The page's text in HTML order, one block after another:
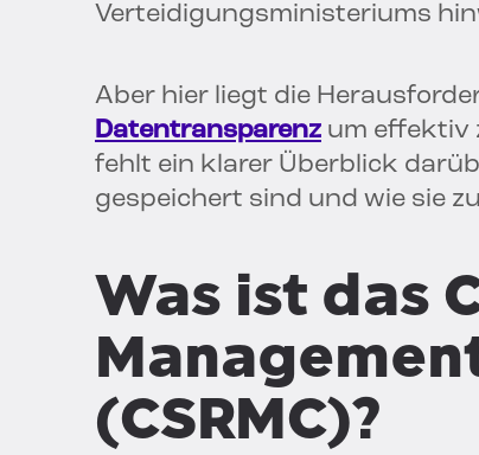
Verteidigungsministeriums
Aber hier liegt die
Datentransparenz um effektiv
fehlt ein klarer Überblick
gespeichert sind und wie sie
Was ist das
(CSRMC)?